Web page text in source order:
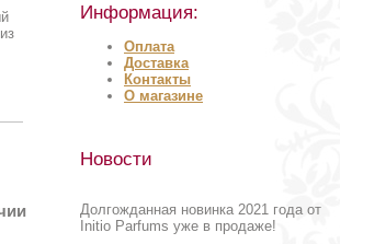
Информация:
Оплата
Доставка
Контакты
О магазине
Новости
Долгожданная новинка 2021 года от
Initio Parfums уже в продаже!